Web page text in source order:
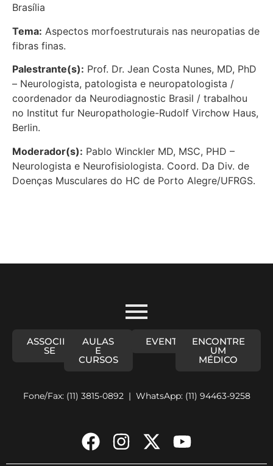
Brasília
Tema: Aspectos morfoestruturais nas neuropatias de
fibras finas.
Palestrante(s): Prof. Dr. Jean Costa Nunes, MD, PhD
– Neurologista, patologista e neuropatologista /
coordenador da Neurodiagnostic Brasil / trabalhou
no Institut fur Neuropathologie-Rudolf Virchow Haus,
Berlin.
Moderador(s): Pablo Winckler MD, MSC, PHD –
Neurologista e Neurofisiologista. Coord. Da Div. de
Doenças Musculares do HC de Porto Alegre/UFRGS.
ASSOCIE-
SE
AULAS
E
CURSOS
EVENTOS ENCONTRE
UM
MÉDICO
Fone/Fax: (11) 3815-0892 | WhatsApp: (11) 94463-9258